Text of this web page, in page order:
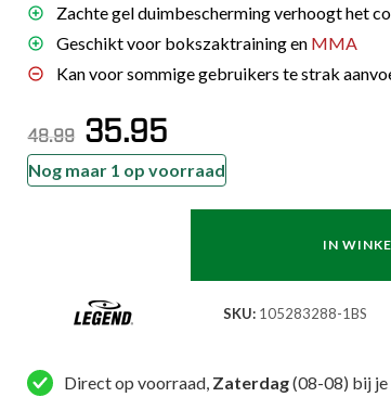
Zachte gel duimbescherming verhoogt het
Geschikt voor bokszaktraining en MMA
Kan voor sommige gebruikers te strak
48.99
Oorspronkelijke
prijs
was:
€48.99.
35.95
Nog maar 1 op voorraad
Bokszak
MMA
Handschoenen
IN
SKU: 105283288-1BS
Direct op voorraad, Zaterdag(08-08) bij je